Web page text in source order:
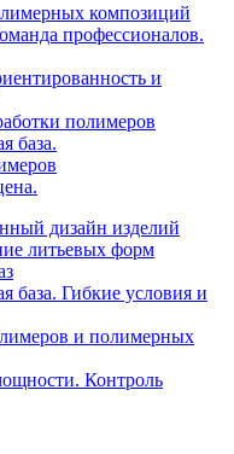
композиций
профессионалов.
и
полимеров
база.
дизайн изделий
литьевых форм
база. Гибкие условия и
и полимерных
Контроль